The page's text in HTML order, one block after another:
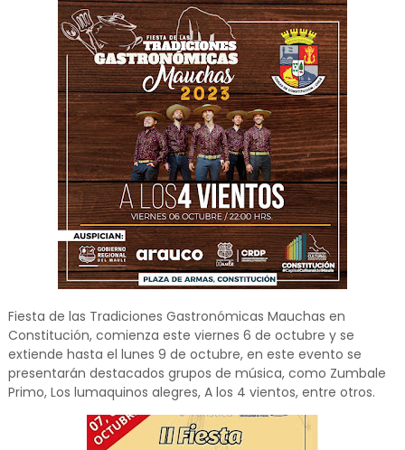
Fiesta de las Tradiciones Gastronómicas Mauchas en
Constitución, comienza este viernes 6 de octubre y se
extiende hasta el lunes 9 de octubre, en este evento se
presentarán destacados grupos de música, como Zumbale
Primo, Los lumaquinos alegres, A los 4 vientos, entre otros.